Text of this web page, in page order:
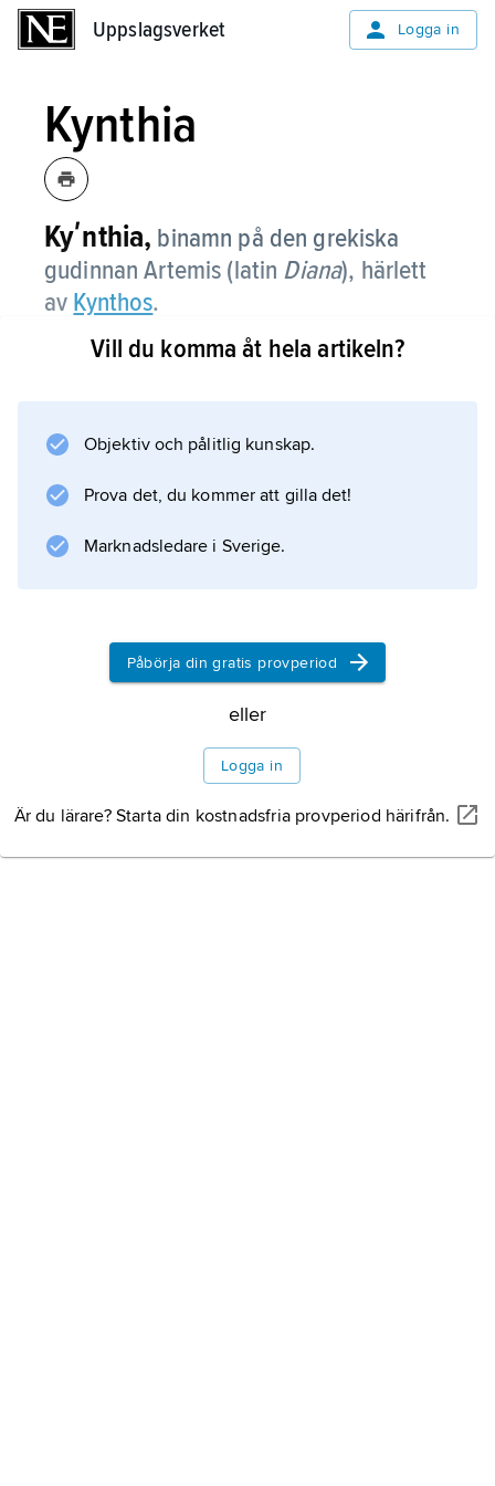
Uppslagsverket Logga in
Kynthia
Kyʹnthia, binamn på den grekiska
gudinnan Artemis (latin Diana), härlett
av Kynthos.
Information om artikeln
Vill du komma åt hela artikeln?
Objektiv och pålitlig kunskap.
Prova det, du kommer att gilla det!
Marknadsledare i Sverige.
Påbörja din gratis provperiod
eller
Logga in
Är du lärare? Starta din kostnadsfria provperiod härifrån.